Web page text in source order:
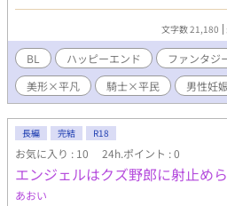
いいんだけどなと言われ続けた。そ
たある日、ミバは「そんなに美形が
付き合えばいい！」と言ってしまう
ャンが翌日、前から自分好みの顔だ
染みエルマにミバには見せたことな
のを見かけてしまった。 ヌジャン×
ズ×猪突一途/美形×平凡/騎士×平民/
ーエンド)
文字数 21,180
BL ハッピーエンド ファンタジ
美形×平凡
騎士×平民 男性妊
長編 完結 R18
お気に入り : 10 24h.ポイント : 0
エンジェルはクズ野郎に射止め
あおい